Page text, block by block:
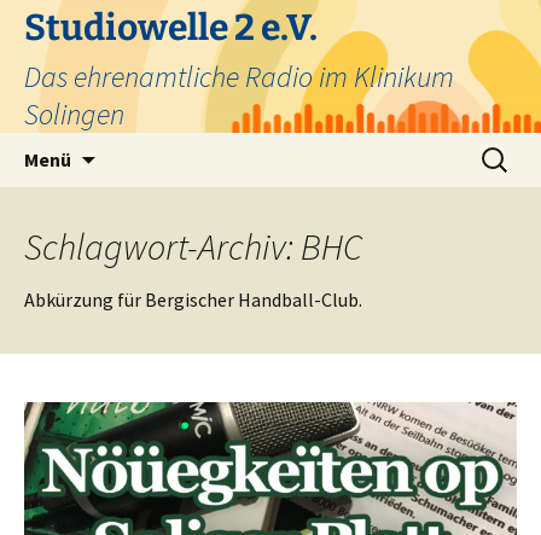
Zum
Inhalt
springen
Studiowelle 2 e.V.
Das ehrenamtliche Radio im Klinikum
Solingen
Menü
Suchen
nach:
Schlagwort-Archiv: BHC
Abkürzung für Bergischer Handball-Club.